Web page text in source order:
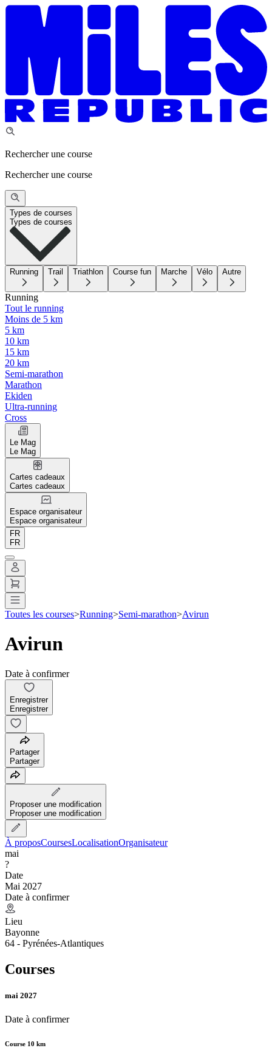
Rechercher une course
Rechercher une course
Types de courses
Types de courses
Running Trail Triathlon Course fun Marche Vélo Autre
Running
Tout le running
Moins de 5 km
5 km
10 km
15 km
20 km
Semi-marathon
Marathon
Ekiden
Ultra-running
Cross
Le Mag
Le Mag
Cartes cadeaux
Cartes cadeaux
Espace organisateur
Espace organisateur
FR
FR
Toutes les courses>Running>Semi-marathon>Avirun
Avirun
Date à confirmer
Enregistrer
Enregistrer
Partager
Partager
Proposer une modification
Proposer une modification
À proposCoursesLocalisationOrganisateur
mai
?
Date
Mai 2027
Date à confirmer
Lieu
Bayonne
64 - Pyrénées-Atlantiques
Courses
mai 2027
Date à confirmer
Course 10 km